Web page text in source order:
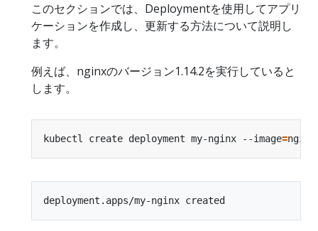
このセクションでは、Deploymentを使用してアプリ
ケーションを作成し、更新する方法について説明し
ます。
例えば、nginxのバージョン1.14.2を実行していると
します。
kubectl create deployment my-nginx --image=